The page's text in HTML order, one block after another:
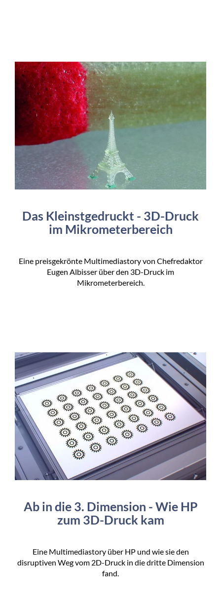
Das Kleinstgedruckt - 3D-Druck
im Mikrometerbereich
Eine preisgekrönte Multimediastory von Chefredaktor
Eugen Albisser über den 3D-Druck im
Mikrometerbereich.
Ab in die 3. Dimension - Wie HP
zum 3D-Druck kam
Eine Multimediastory über HP und wie sie den
disruptiven Weg vom 2D-Druck in die dritte Dimension
fand.